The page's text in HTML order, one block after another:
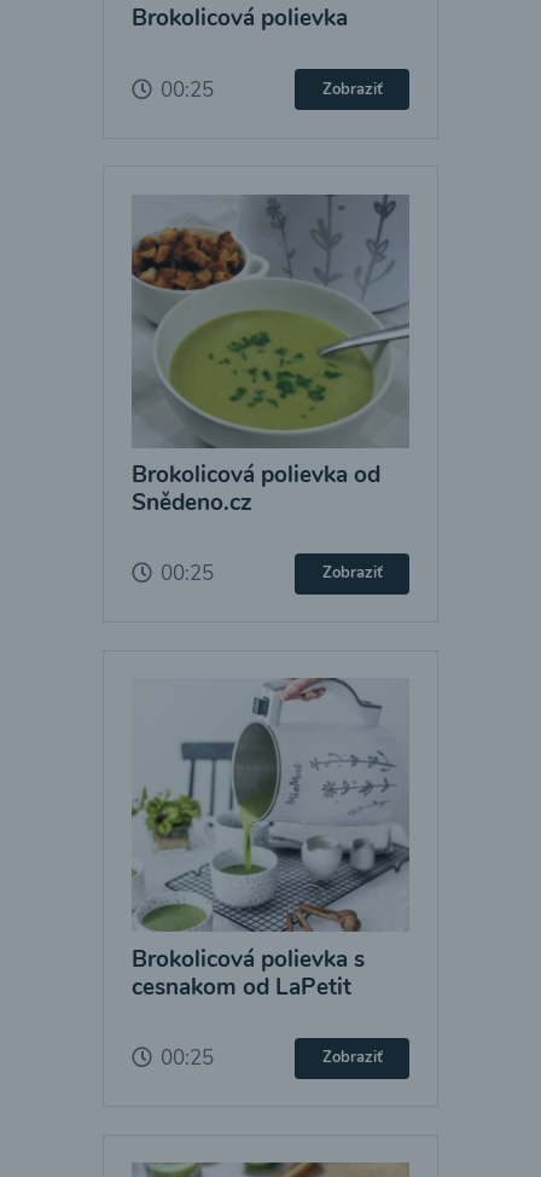
Brokolicová polievka
00:25 Zobraziť
Brokolicová polievka od
Snědeno.cz
00:25 Zobraziť
Brokolicová polievka s
cesnakom od LaPetit
00:25 Zobraziť